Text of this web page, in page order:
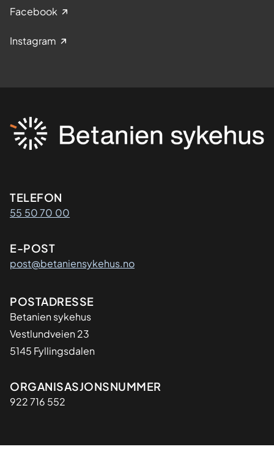
Facebook
Instagram
Kontaktinformasjon
TELEFON
55 50 70 00
E-POST
post@betaniensykehus.no
Adresse
POSTADRESSE
Betanien sykehus
Vestlundveien 23
5145 Fyllingsdalen
Organisasjon
ORGANISASJONSNUMMER
922 716 552